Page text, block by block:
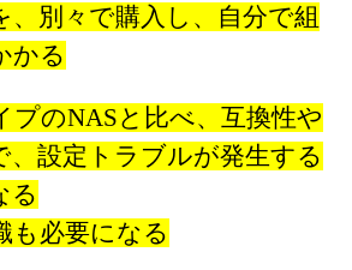
、別々で購入し、自分で組
かる
プのNASと比べ、互換性や
設定トラブルが発生する
る
も必要になる